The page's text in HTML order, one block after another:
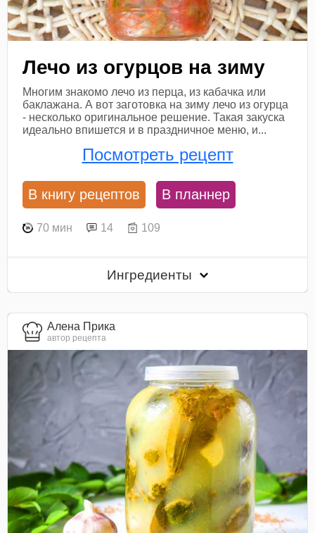
Лечо из огурцов на зиму
Многим знакомо лечо из перца, из кабачка или
баклажана. А вот заготовка на зиму лечо из огурца
- несколько оригинальное решение. Такая закуска
идеально впишется и в праздничное меню, и...
Посмотреть рецепт
В книгу рецептов В планнер
70 мин 14 109
Ингредиенты
Алена Прика
автор рецепта